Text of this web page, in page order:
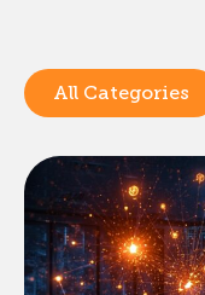
All Categories